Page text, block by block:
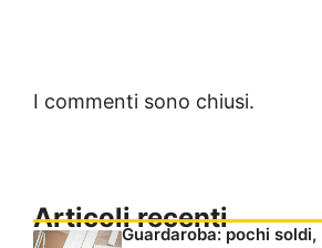
I commenti sono chiusi.
Articoli recenti
Guardaroba: pochi soldi,